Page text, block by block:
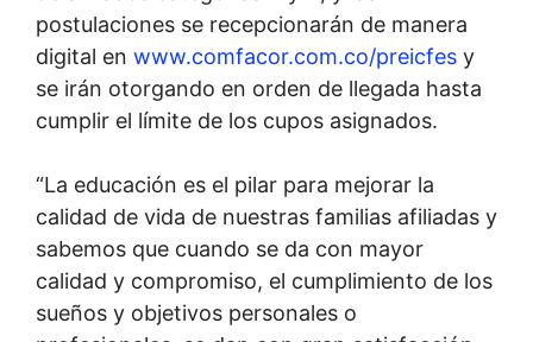
postulaciones se recepcionarán de manera
digital en www.comfacor.com.co/preicfes y
se irán otorgando en orden de llegada hasta
cumplir el límite de los cupos asignados.
“La educación es el pilar para mejorar la
calidad de vida de nuestras familias afiliadas y
sabemos que cuando se da con mayor
calidad y compromiso, el cumplimiento de los
sueños y objetivos personales o